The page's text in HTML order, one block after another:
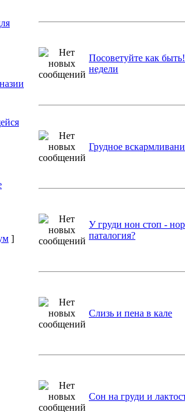
]
Посоветуйте как
недели
Грудное
У груди нон стоп -
паталогия?
Слизь и пена в кале
Сон на груди и